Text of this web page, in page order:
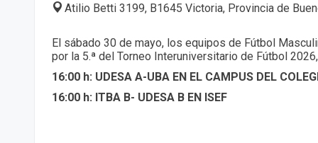
Atilio Betti 3199, B1645 Victoria, Provincia de
El sábado 30 de mayo, los equipos de Fútbol
por la 5.ª del Torneo Interuniversitario de Fútbol
16:00 h: UDESA A-UBA EN EL CAMPUS DEL
16:00 h: ITBA B- UDESA B EN ISEF